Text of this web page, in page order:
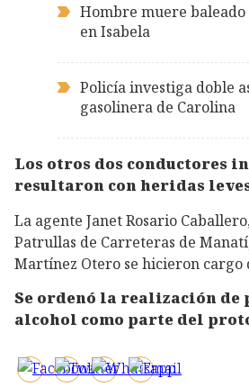
Hombre muere
en Isabela
Policía investiga doble
gasolinera de Carolina
Los otros dos conductores
resultaron con heridas
La agente Janet Rosario
Patrullas de Carreteras de
Martínez Otero se hicieron cargo
Se ordenó la realización de
alcohol como parte del